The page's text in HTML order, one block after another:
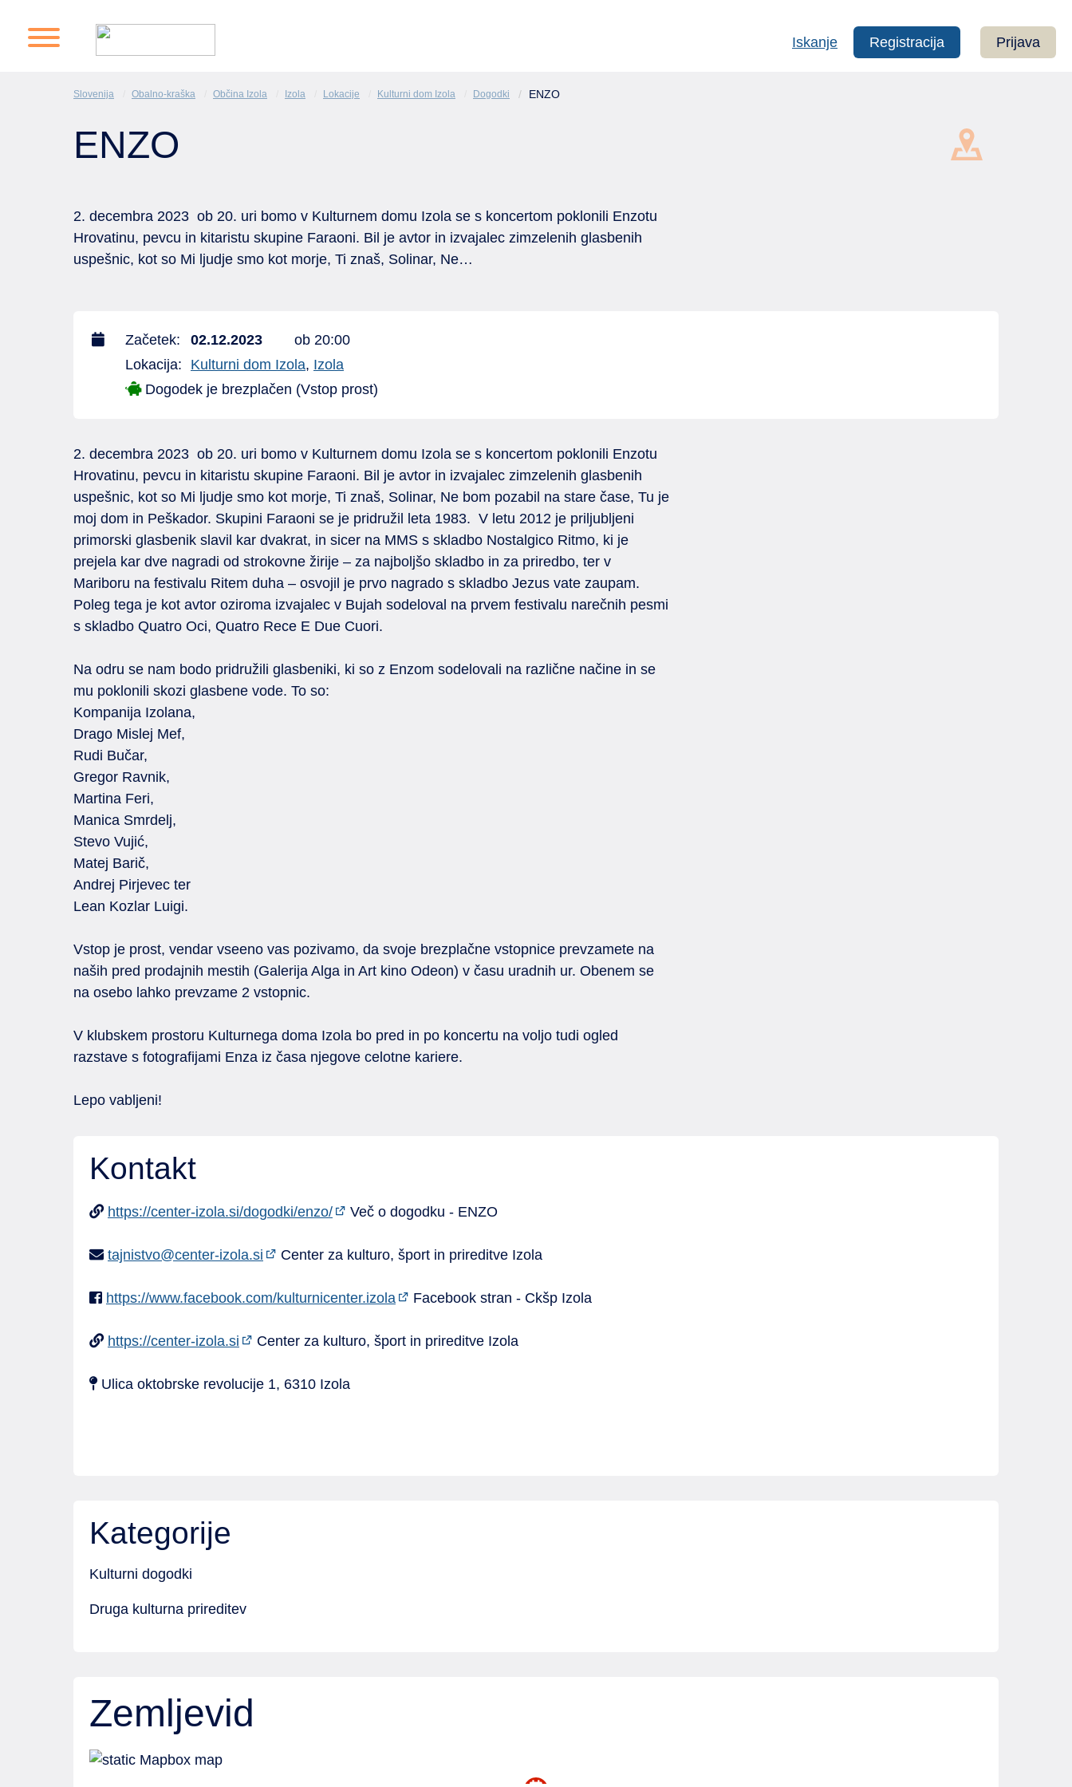
Registracija Prijava
Iskanje
Slovenija Obalno-kraška Občina Izola Izola Lokacije Kulturni dom Izola Dogodki ENZO
ENZO
2. decembra 2023 ob 20. uri bomo v Kulturnem domu Izola se s koncertom poklonili Enzotu
Hrovatinu, pevcu in kitaristu skupine Faraoni. Bil je avtor in izvajalec zimzelenih glasbenih
uspešnic, kot so Mi ljudje smo kot morje, Ti znaš, Solinar, Ne…
Začetek: 02.12.2023
ob 20:00
Lokacija:
Kulturni dom Izola, Izola
Dogodek je brezplačen (Vstop prost)
2. decembra 2023 ob 20. uri bomo v Kulturnem domu Izola se s koncertom poklonili Enzotu
Hrovatinu, pevcu in kitaristu skupine Faraoni. Bil je avtor in izvajalec zimzelenih glasbenih
uspešnic, kot so Mi ljudje smo kot morje, Ti znaš, Solinar, Ne bom pozabil na stare čase, Tu je
moj dom in Peškador. Skupini Faraoni se je pridružil leta 1983. V letu 2012 je priljubljeni
primorski glasbenik slavil kar dvakrat, in sicer na MMS s skladbo Nostalgico Ritmo, ki je
prejela kar dve nagradi od strokovne žirije – za najboljšo skladbo in za priredbo, ter v
Mariboru na festivalu Ritem duha – osvojil je prvo nagrado s skladbo Jezus vate zaupam.
Poleg tega je kot avtor oziroma izvajalec v Bujah sodeloval na prvem festivalu narečnih pesmi
s skladbo Quatro Oci, Quatro Rece E Due Cuori.
Na odru se nam bodo pridružili glasbeniki, ki so z Enzom sodelovali na različne načine in se
mu poklonili skozi glasbene vode. To so:
Kompanija Izolana,
Drago Mislej Mef,
Rudi Bučar,
Gregor Ravnik,
Martina Feri,
Manica Smrdelj,
Stevo Vujić,
Matej Barič,
Andrej Pirjevec ter
Lean Kozlar Luigi.
Vstop je prost, vendar vseeno vas pozivamo, da svoje brezplačne vstopnice prevzamete na
naših pred prodajnih mestih (Galerija Alga in Art kino Odeon) v času uradnih ur. Obenem se
na osebo lahko prevzame 2 vstopnic.
V klubskem prostoru Kulturnega doma Izola bo pred in po koncertu na voljo tudi ogled
razstave s fotografijami Enza iz časa njegove celotne kariere.
Lepo vabljeni!
Kontakt
https://center-izola.si/dogodki/enzo/ Več o dogodku - ENZO
tajnistvo@center-izola.si Center za kulturo, šport in prireditve Izola
https://www.facebook.com/kulturnicenter.izola Facebook stran - Ckšp Izola
https://center-izola.si Center za kulturo, šport in prireditve Izola
Ulica oktobrske revolucije 1, 6310 Izola
Kategorije
Kulturni dogodki
Druga kulturna prireditev
Zemljevid